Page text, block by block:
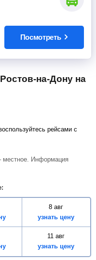
Посмотреть
на-Дону на
местное. Информация
8 авг
узнать цену
11 авг
узнать цену